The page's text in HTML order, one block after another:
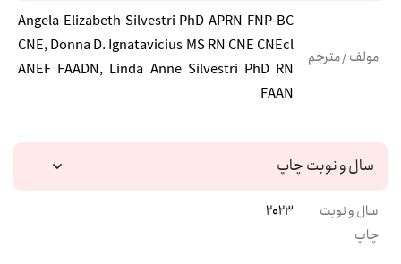
مولف / مترجم
Angela Elizabeth Silvestri PhD APRN FNP-BC
CNE, Donna D. Ignatavicius MS RN CNE CNEcl
ANEF FAADN, Linda Anne Silvestri PhD RN
FAAN
سال و نوبت چاپ
سال و نوبت
چاپ
2023